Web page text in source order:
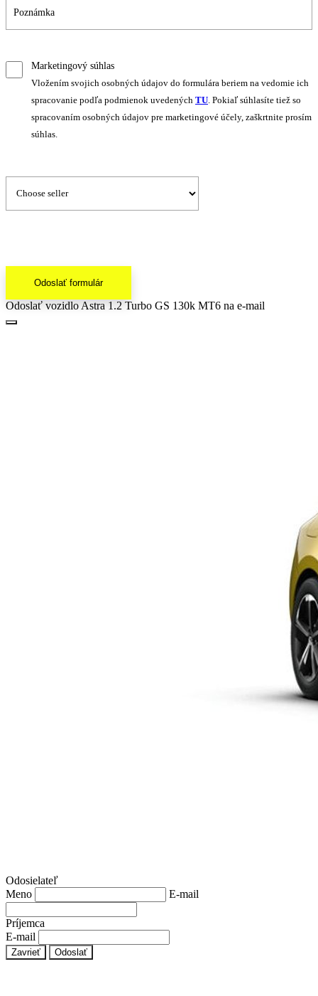
Marketingový súhlas
Vložením svojich osobných údajov do formulára beriem na vedomie ich
spracovanie podľa podmienok uvedených TU . Pokiaľ súhlasíte tiež so
spracovaním osobných údajov pre marketingové účely, zaškrtnite prosím
súhlas.
Odoslať formulár
Odoslať vozidlo Astra 1.2 Turbo GS 130k MT6 na e-mail
Odosielateľ
Meno
E-mail
Príjemca
E-mail
Zavrieť Odoslať